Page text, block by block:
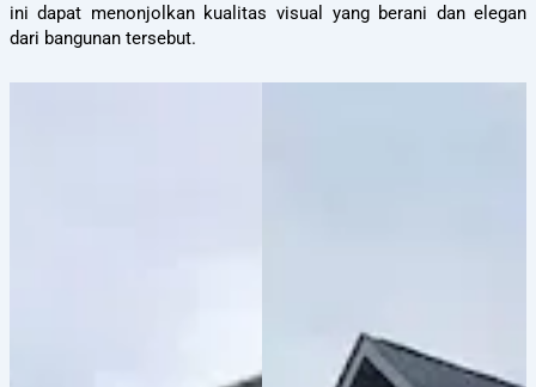
ini dapat menonjolkan kualitas visual yang berani dan elegan
dari bangunan tersebut.